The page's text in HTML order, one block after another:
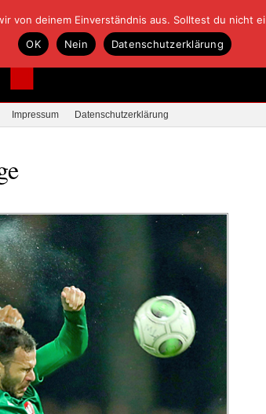
Impressum Datenschutzerklärung
von deinem Einverständnis aus. Solltest du nicht
OK
Nein Datenschutzerklärung